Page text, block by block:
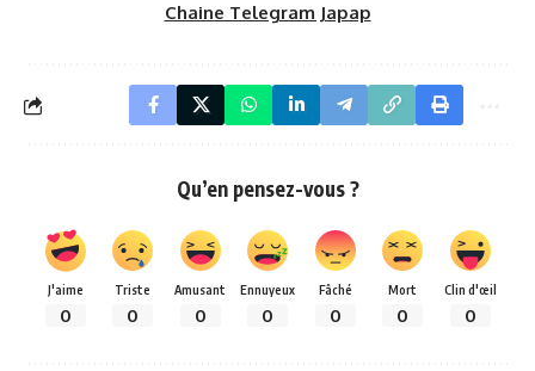
Chaine Telegram Japap
Qu’en pensez-vous ?
J'aime
0
Triste
0
Amusant
0
Ennuyeux
0
Fâché
0
Mort
0
Clin d'œil
0